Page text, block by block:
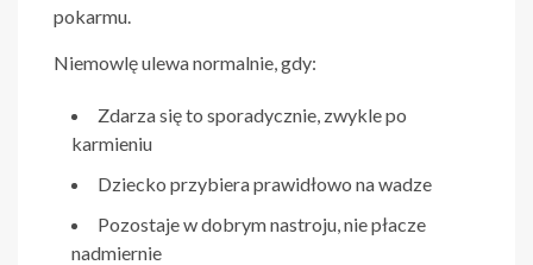
pokarmu.
Niemowlę ulewa normalnie, gdy:
Zdarza się to sporadycznie, zwykle po
karmieniu
Dziecko przybiera prawidłowo na wadze
Pozostaje w dobrym nastroju, nie płacze
nadmiernie